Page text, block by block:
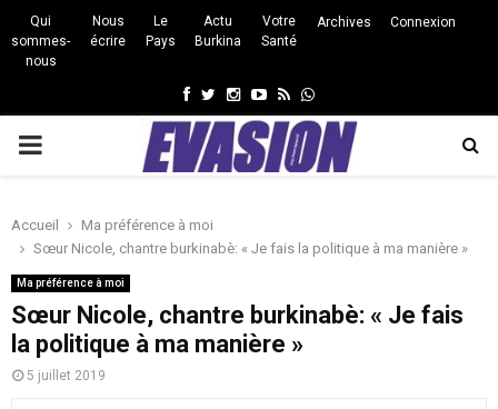
Qui
sommes-
nous
Nous
écrire
Le
Pays
Actu
Burkina
Votre
Santé
Archives Connexion
Facebook
Twitter
Instagram
Youtube
RssWhatsapp
PRIMARY
Accueil
Ma préférence à moi
Sœur Nicole, chantre burkinabè: « Je fais la politique à ma manière »
Ma préférence à moi
Sœur Nicole, chantre burkinabè: « Je fais
la politique à ma manière »
5 juillet 2019